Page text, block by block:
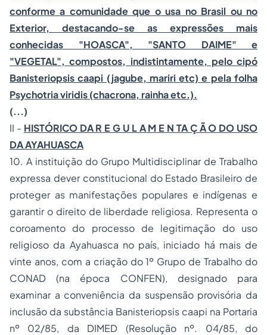
conforme a comunidade que o usa no Brasil ou no
Exterior, destacando-se as expressões mais
conhecidas "HOASCA", "SANTO DAIME" e
"VEGETAL", compostos, indistintamente, pelo cipó
Banisteriopsis caapi (jagube, mariri etc) e pela folha
Psychotria viridis (chacrona, rainha etc.).
(...)
II - HISTÓRICO DA R E G U L A M E N TA Ç Ã O DO USO
DA AYAHUASCA
10. A instituição do Grupo Multidisciplinar de Trabalho
expressa dever constitucional do Estado Brasileiro de
proteger as manifestações populares e indígenas e
garantir o direito de liberdade religiosa. Representa o
coroamento do processo de legitimação do uso
religioso da Ayahuasca no país, iniciado há mais de
vinte anos, com a criação do 1º Grupo de Trabalho do
CONAD (na época CONFEN), designado para
examinar a conveniência da suspensão provisória da
inclusão da substância Banisteriopsis caapi na Portaria
nº 02/85, da DIMED (Resolução nº. 04/85, do